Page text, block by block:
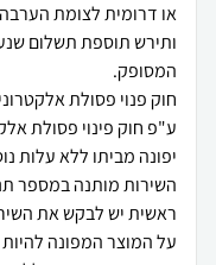
ע"פ חוק פינוי פסולת
על המוצר המפונה